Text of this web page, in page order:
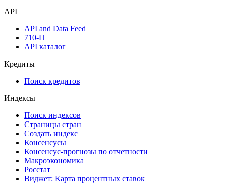
Мобильное приложение Cbonds
API
API and Data Feed
API каталог
Кредиты
Поиск кредитов
Индексы
Поиск индексов
Страницы стран
Создать индекс
Консенсусы